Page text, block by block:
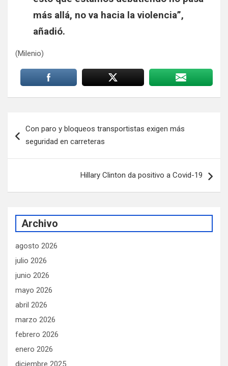
más allá, no va hacia la violencia”,
añadió.
(Milenio)
de
Con paro y bloqueos transportistas exigen más
seguridad en carreteras
Hillary Clinton da positivo a Covid-19
Archivo
agosto 2026
julio 2026
junio 2026
mayo 2026
abril 2026
marzo 2026
febrero 2026
enero 2026
diciembre 2025